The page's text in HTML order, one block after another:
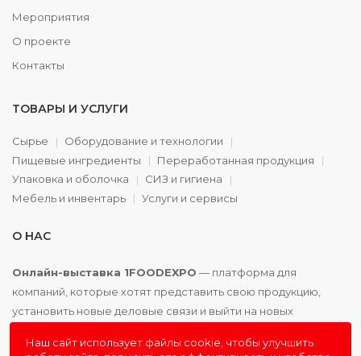
Мероприятия
О проекте
Контакты
ТОВАРЫ И УСЛУГИ
Сырье
Оборудование и технологии
Пищевые ингредиенты
Переработанная продукция
Упаковка и оболочка
СИЗ и гигиена
Мебель и инвентарь
Услуги и сервисы
О НАС
Онлайн-выставка 1FOODEXPO — платформа для
компаний, которые хотят представить свою продукцию,
установить новые деловые связи и выйти на новых
Наш сайт использует файлы cookie, чтобы улучшить